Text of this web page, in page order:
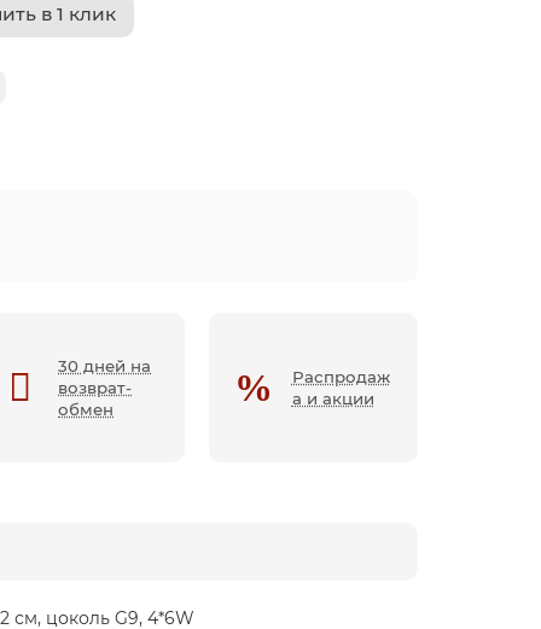
в 1 клик
30 дней на
возврат-
обмен
Распродаж
а и акции
см, цоколь G9, 4*6W